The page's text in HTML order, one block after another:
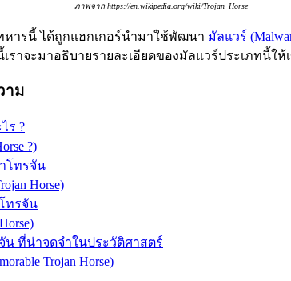
ภาพจาก https://en.wikipedia.org/wiki/Trojan_Horse
ารนี้ ได้ถูกแฮกเกอร์นำมาใช้พัฒนา มัลแวร์
ราจะมาอธิบายรายละเอียดของมัลแวร์ประเภทนี้ใ
าม
ร ?
?)
โทรจัน
Horse)
ทรจัน
น ที่น่าจดจำในประวัติศาสตร์
Trojan Horse)